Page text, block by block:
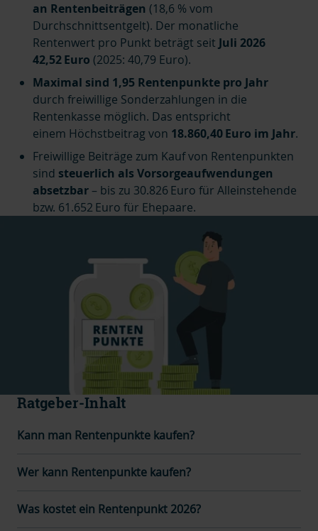
an Rentenbeiträgen (18,6 % vom
Durchschnittsentgelt). Der monatliche
Rentenwert pro Punkt beträgt seit Juli 2026
42,52 Euro (2025: 40,79 Euro).
Maximal sind 1,95 Rentenpunkte pro Jahr
durch freiwillige Sonderzahlungen in die
Rentenkasse möglich. Das entspricht
einem Höchstbeitrag von 18.860,40 Euro im Jahr.
Freiwillige Beiträge zum Kauf von Rentenpunkten
sind steuerlich als Vorsorgeaufwendungen
absetzbar – bis zu 30.826 Euro für Alleinstehende
bzw. 61.652 Euro für Ehepaare.
Ratgeber-Inhalt
Kann man Rentenpunkte kaufen?
Wer kann Rentenpunkte kaufen?
Was kostet ein Rentenpunkt 2026?